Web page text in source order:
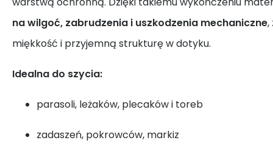
na wilgoć, zabrudzenia i uszkodzenia mechaniczne,
miękkość i przyjemną strukturę w dotyku.
Idealna do szycia:
parasoli, leżaków, plecaków i toreb
zadaszeń, pokrowców, markiz